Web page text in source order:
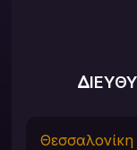
Θεσσαλονίκη